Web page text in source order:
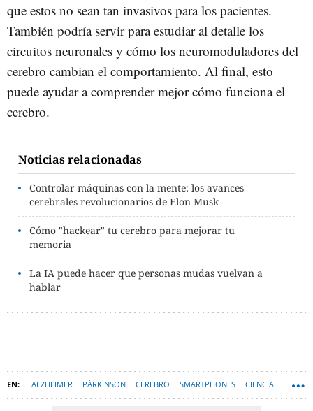
que estos no sean tan invasivos para los pacientes.
También podría servir para estudiar al detalle los
circuitos neuronales y cómo los neuromoduladores del
cerebro cambian el comportamiento. Al final, esto
puede ayudar a comprender mejor cómo funciona el
cerebro.
Noticias relacionadas
Controlar máquinas con la mente: los avances
cerebrales revolucionarios de Elon Musk
Cómo "hackear" tu cerebro para mejorar tu
memoria
La IA puede hacer que personas mudas vuelvan a
hablar
ALZHEIMER PÁRKINSON CEREBRO SMARTPHONES CIENCIA